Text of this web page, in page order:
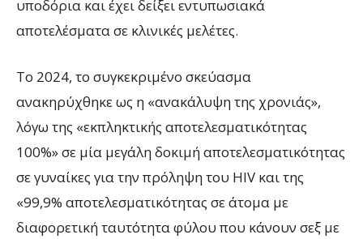
υποδόρια και έχει δείξει εντυπωσιακά
αποτελέσματα σε κλινικές μελέτες.
Το 2024, το συγκεκριμένο σκεύασμα
ανακηρύχθηκε ως η «ανακάλυψη της χρονιάς»,
λόγω της «εκπληκτικής αποτελεσματικότητας
100%» σε μία μεγάλη δοκιμή αποτελεσματικότητας
σε γυναίκες για την πρόληψη του HIV και της
«99,9% αποτελεσματικότητας σε άτομα με
διαφορετική ταυτότητα φύλου που κάνουν σεξ με